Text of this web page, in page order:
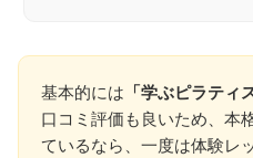
基本的には 「学ぶピラティ
口コミ評価も良いため、本
ているなら、一度は体験レ